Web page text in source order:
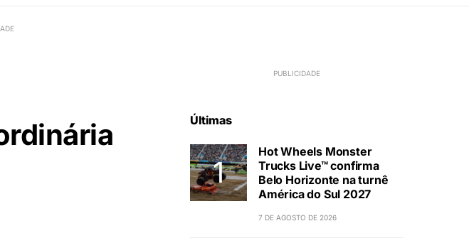
Últimas
Hot Wheels Monster
Trucks Live™ confirma
Belo Horizonte na turnê
América do Sul 2027
7 DE AGOSTO DE 2026